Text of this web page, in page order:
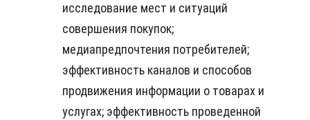
исследование мест и ситуаций
совершения покупок;
медиапредпочтения потребителей;
эффективность каналов и способов
продвижения информации о товарах и
услугах; эффективность проведенной